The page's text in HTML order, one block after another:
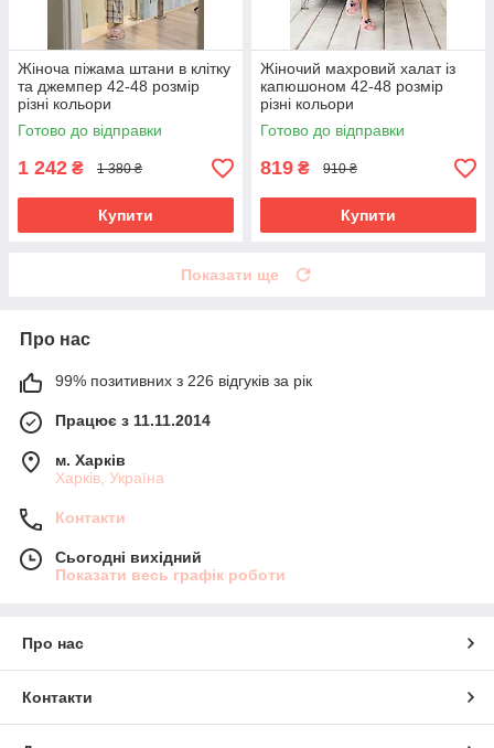
Жіноча піжама штани в клітку
та джемпер 42-48 розмір
різні кольори
Готово до відправки
1 242 ₴ 1 380 ₴
Купити
Жіночий махровий халат із
капюшоном 42-48 розмір
різні кольори
Готово до відправки
819 ₴ 910 ₴
Купити
Показати ще
Про нас
99% позитивних з 226 відгуків за рік
Працює з 11.11.2014
м. Харків
Харків, Україна
Контакти
Сьогодні вихідний
Показати весь графік роботи
Про нас
Контакти